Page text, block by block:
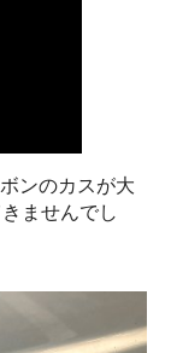
ンのカスが大
ませんでし